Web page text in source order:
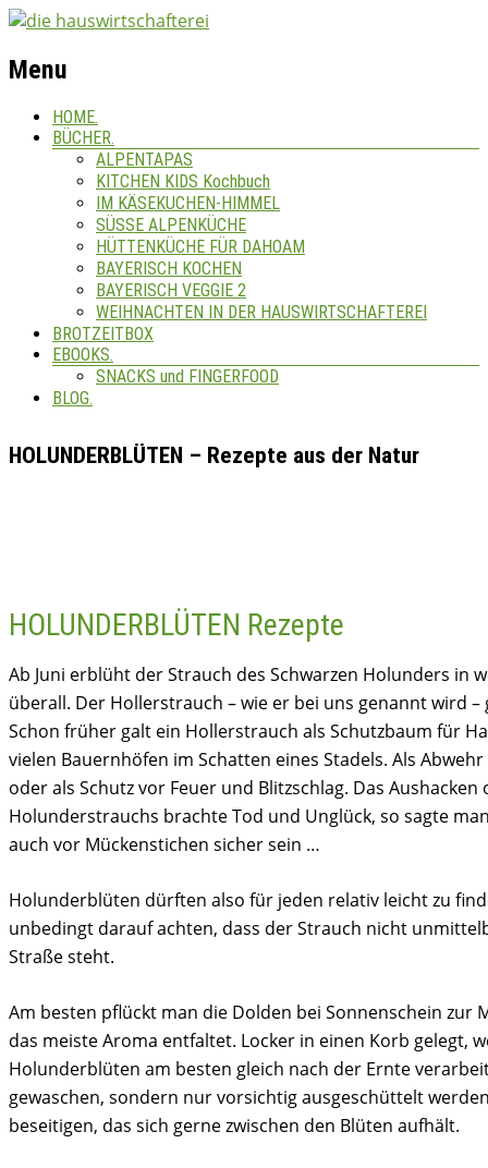
Menu
HOME.
BÜCHER.
ALPENTAPAS
KITCHEN KIDS Kochbuch
IM KÄSEKUCHEN-HIMMEL
SÜSSE ALPENKÜCHE
HÜTTENKÜCHE FÜR DAHOAM
BAYERISCH KOCHEN
BAYERISCH VEGGIE 2
WEIHNACHTEN IN DER HAUSWIRTSCHAFTEREI
BROTZEITBOX
EBOOKS.
SNACKS und FINGERFOOD
BLOG.
HOLUNDERBLÜTEN – Rezepte aus der Natur
HOLUNDERBLÜTEN Rezepte
Ab Juni erblüht der Strauch des Schwarzen Holunders in
überall. Der Hollerstrauch – wie er bei uns genannt wird
Schon früher galt ein Hollerstrauch als Schutzbaum für
vielen Bauernhöfen im Schatten eines Stadels. Als
oder als Schutz vor Feuer und Blitzschlag. Das
Holunderstrauchs brachte Tod und Unglück, so sagte
auch vor Mückenstichen sicher sein …
Holunderblüten dürften also für jeden relativ leicht zu
unbedingt darauf achten, dass der Strauch nicht
Straße steht.
Am besten pflückt man die Dolden bei Sonnenschein zur
das meiste Aroma entfaltet. Locker in einen Korb gelegt,
Holunderblüten am besten gleich nach der Ernte
gewaschen, sondern nur vorsichtig ausgeschüttelt
beseitigen, das sich gerne zwischen den Blüten aufhält.